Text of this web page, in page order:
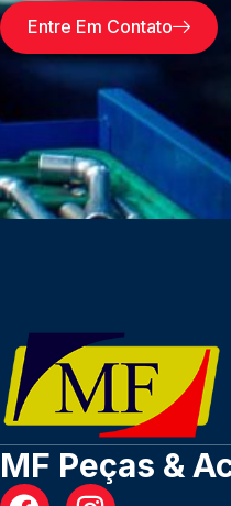
Entre Em Contato
MF Peças &